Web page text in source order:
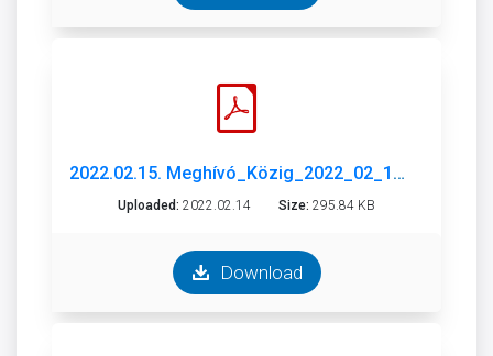
2022.02.15. Meghívó_Közig_2022_02_15.pdf
Uploaded: 2022.02.14 Size: 295.84 KB
Download